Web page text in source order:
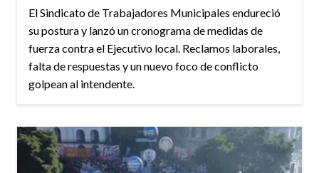
El Sindicato de Trabajadores Municipales endureció
su postura y lanzó un cronograma de medidas de
fuerza contra el Ejecutivo local. Reclamos laborales,
falta de respuestas y un nuevo foco de conflicto
golpean al intendente.